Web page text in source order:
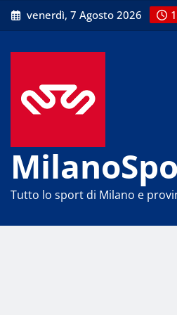
Skip
to
venerdì, 7 Agosto 2026
Tutto lo sport di Milano e